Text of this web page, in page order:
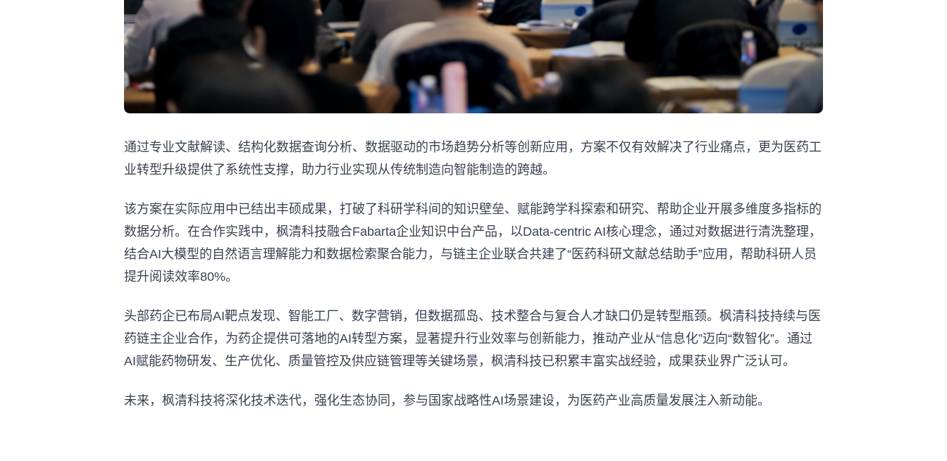
通过专业文献解读、结构化数据查询分析、数据驱动的市场趋势分析等创新应用，方案不仅有效解决了行业痛点，更为医药工
业转型升级提供了系统性支撑，助力行业实现从传统制造向智能制造的跨越。
该方案在实际应用中已结出丰硕成果，打破了科研学科间的知识壁垒、赋能跨学科探索和研究、帮助企业开展多维度多指标的
数据分析。在合作实践中，枫清科技融合Fabarta企业知识中台产品，以Data-centric AI核心理念，通过对数据进行清洗整理，
结合AI大模型的自然语言理解能力和数据检索聚合能力，与链主企业联合共建了“医药科研文献总结助手”应用，帮助科研人员
提升阅读效率80%。
头部药企已布局AI靶点发现、智能工厂、数字营销，但数据孤岛、技术整合与复合人才缺口仍是转型瓶颈。枫清科技持续与医
药链主企业合作，为药企提供可落地的AI转型方案，显著提升行业效率与创新能力，推动产业从“信息化”迈向“数智化”。通过
AI赋能药物研发、生产优化、质量管控及供应链管理等关键场景，枫清科技已积累丰富实战经验，成果获业界广泛认可。
未来，枫清科技将深化技术迭代，强化生态协同，参与国家战略性AI场景建设，为医药产业高质量发展注入新动能。